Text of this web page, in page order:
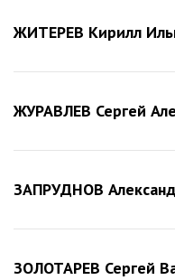
ЖИТЕРЕВ Кирилл
ЖУРАВЛЕВ Сергей
ЗАПРУДНОВ
ЗОЛОТАРЕВ Сергей